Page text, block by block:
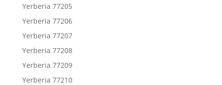
Yerberia 77205
Yerberia 77206
Yerberia 77207
Yerberia 77208
Yerberia 77209
Yerberia 77210